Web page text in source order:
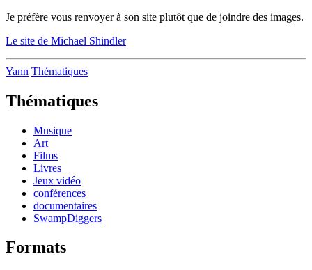
Je préfère vous renvoyer à son site plutôt que de joindre des images.
Le site de Michael Shindler
Yann Thématiques
Thématiques
Musique
Art
Films
Livres
Jeux vidéo
conférences
documentaires
SwampDiggers
Formats